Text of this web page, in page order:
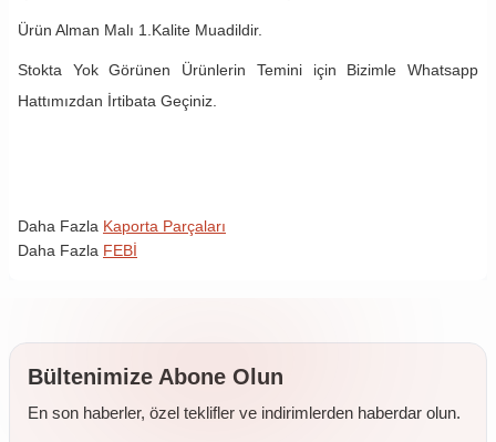
Ürün Alman Malı 1.Kalite Muadildir.
Stokta Yok Görünen Ürünlerin Temini için Bizimle Whatsapp
Hattımızdan İrtibata Geçiniz.
Daha Fazla Kaporta Parçaları
Daha Fazla FEBİ
Bültenimize Abone Olun
En son haberler, özel teklifler ve indirimlerden haberdar olun.